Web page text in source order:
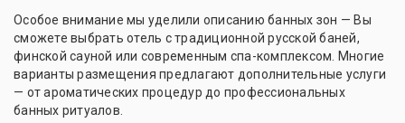
Особое внимание мы уделили описанию банных зон — Вы
сможете выбрать отель с традиционной русской баней,
финской сауной или современным спа-комплексом. Многие
варианты размещения предлагают дополнительные услуги
— от ароматических процедур до профессиональных
банных ритуалов.